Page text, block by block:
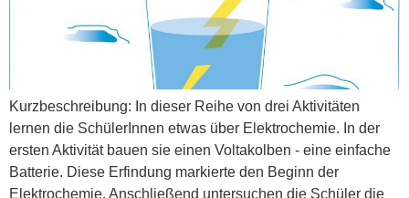
Kurzbeschreibung: In dieser Reihe von drei Aktivitäten
lernen die SchülerInnen etwas über Elektrochemie. In der
ersten Aktivität bauen sie einen Voltakolben - eine einfache
Batterie. Diese Erfindung markierte den Beginn der
Elektrochemie. Anschließend untersuchen die Schüler die